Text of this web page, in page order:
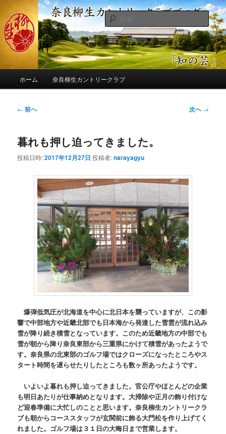
ン
コ
ン
へ
奈良柳生カントリークラブ総支配人
ブログ
季節の話題、クラブの出来事、コースの改修・更新作業、ゴルフに関する随
筆、喜怒哀楽などを気まぐれに発信します。
検
索
ホーム 奈良柳生カントリークラブ
投
ビ
ゲ
ー
← 前へ 次へ→
暮れも押し迫ってきました。
投稿日時:2017年12月27日 投稿者:narayagyu
爆弾低気圧が北海道を中心に北日本を襲っていますが、この影
響で中部地方や近畿北部でも日本海から発達した雪雲が流れ込み
雪が降り続き積雪となっています。このため近畿地方の中部でも
雪が朝から降り奈良東部から三重県にかけて積雪があったようで
す。奈良県の北東部のゴルフ場ではクローズになったところやス
タート時間を遅らせたりしたところも数ヶ所あったようです。
いよいよ暮れも押し迫ってきました。官公庁やほとんどの企業
も明日あたりが仕事納めとなります。大掃除や正月の飾り付けな
ど迎春準備に大忙しのことと思います。奈良柳生カントリークラ
ブも朝からコーススタッフが玄関前に飾る大門松を作り上げてく
れました。ゴルフ場は３１日の大晦日まで営業します。